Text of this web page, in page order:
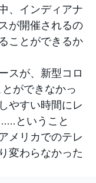
、インディアナ
が開催されるの
ことができるか
スが、新型コロ
ができなかっ
やすい時間にレ
ということ
メリカでのテレ
変わらなかった